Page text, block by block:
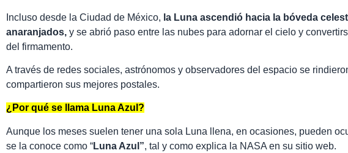
Incluso desde la Ciudad de México, la Luna ascendió hacia la bóveda
anaranjados, y se abrió paso entre las nubes para adornar el cielo y
del firmamento.
A través de redes sociales, astrónomos y observadores del espacio se
compartieron sus mejores postales.
¿Por qué se llama Luna Azul?
Aunque los meses suelen tener una sola Luna llena, en ocasiones, pueden
se la conoce como “Luna Azul”, tal y como explica la NASA en su sitio web.